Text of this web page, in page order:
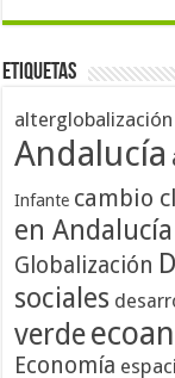
Etiquetas
alterglobalización
Andalucía
Infante cambio
en Andalucía
Globalización
sociales
verde
Economía